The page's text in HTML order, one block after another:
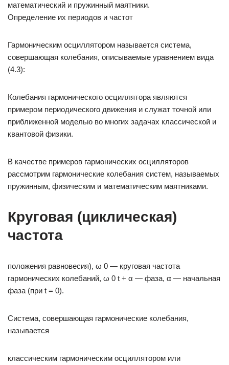
математический и пружинный маятники.
Определение их периодов и частот
Гармоническим осциллятором называется система,
совершающая колебания, описываемые уравнением вида
(4.3):
Колебания гармонического осциллятора являются
примером периодического движения и служат точной или
приближенной моделью во многих задачах классической и
квантовой физики.
В качестве примеров гармонических осцилляторов
рассмотрим гармонические колебания систем, называемых
пружинным, физическим и математическим маятниками.
Круговая (циклическая)
частота
положения равновесия), ω 0 — круговая частота
гармонических колебаний, ω 0 t + α — фаза, α — начальная
фаза (при t = 0).
Система, совершающая гармонические колебания,
называется
классическим гармоническим осциллятором или